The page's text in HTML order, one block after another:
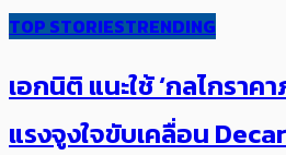
TOP STORIESTRENDING
เอกนิติ ​แนะใช้ ‘กลไกราค
แรงจูงใจขับเคลื่อน​